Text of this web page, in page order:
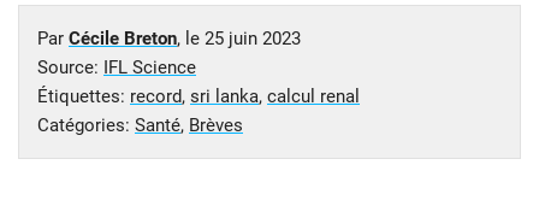
Par Cécile Breton, le 25 juin 2023
Source:
IFL Science
Étiquettes: record, sri lanka, calcul renal
Catégories: Santé, Brèves